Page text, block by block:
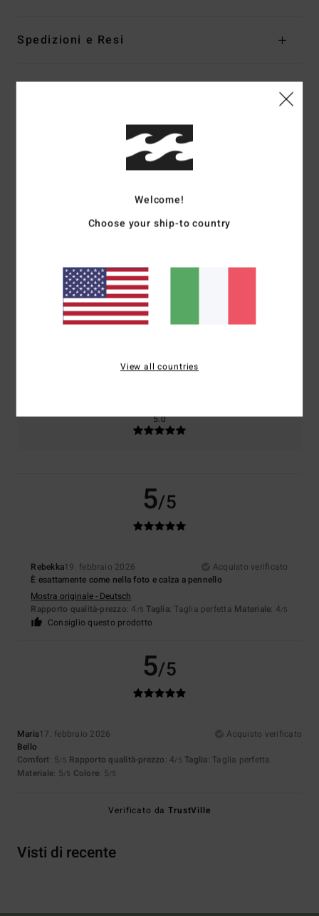
Spedizioni e Resi
Punteggio medio
5.0
Comfort
5.0
Troppo grande
5.0
5/5
Rebekka19. febbraio 2026
Acquisto verificato
È esattamente come nella foto e calza a pennello
Mostra originale - Deutsch
Rapporto qualità-prezzo: 4 /5 Taglia: Taglia perfetta Materiale: 4/5
Consiglio questo prodotto
5/5
Maris17. febbraio 2026
Acquisto verificato
Bello
Comfort: 5/5 Rapporto qualità-prezzo: 4/5 Taglia: Taglia perfetta
Materiale: 5/5 Colore: 5/5
Verificato daTrustVille
Visti di recente
Welcome!
Choose your ship-to country
View all countries